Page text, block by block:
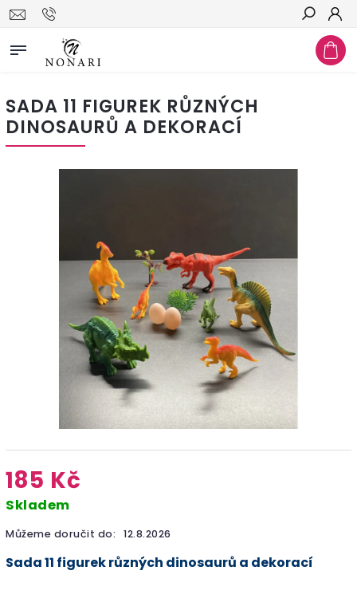
Hledat
SADA 11 FIGUREK RŮZNÝCH
DINOSAURŮ A DEKORACÍ
185 Kč
Skladem
Můžeme doručit do: 12.8.2026
Sada 11 figurek různých dinosaurů a dekorací